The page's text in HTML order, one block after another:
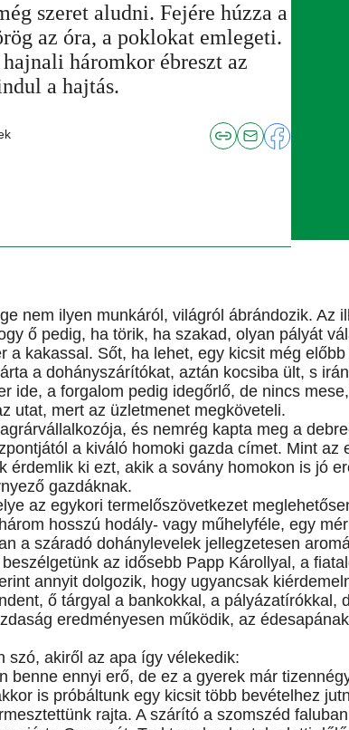
szeret aludni. Fejére húzza a
az óra, a poklokat emlegeti.
háromkor ébreszt az
a hajtás.
nem ilyen munkáról, világról ábrándozik. Az
ő pedig, ha törik, ha szakad, olyan pályát
a kakassal. Sőt, ha lehet, egy kicsit még előbb
a dohányszárítókat, aztán kocsiba ült, s
ide, a forgalom pedig idegőrlő, de nincs
utat, mert az üzletmenet megköveteli.
és nemrég kapta meg a
a kiváló homoki gazda címet. Mint az
érdemlik ki ezt, akik a sovány homokon is jó
gazdáknak.
az egykori termelőszövetkezet
hosszú hodály- vagy műhelyféle, egy
a száradó dohánylevelek jellegzetesen
az idősebb Papp Károllyal, a
annyit dolgozik, hogy ugyancsak
ő tárgyal a bankokkal, a pályázatírókkal,
eredményesen működik, az
szó, akiről az apa így vélekedik:
benne ennyi erő, de ez a gyerek már
is próbáltunk egy kicsit több bevételhez
rajta. A szárító a szomszéd